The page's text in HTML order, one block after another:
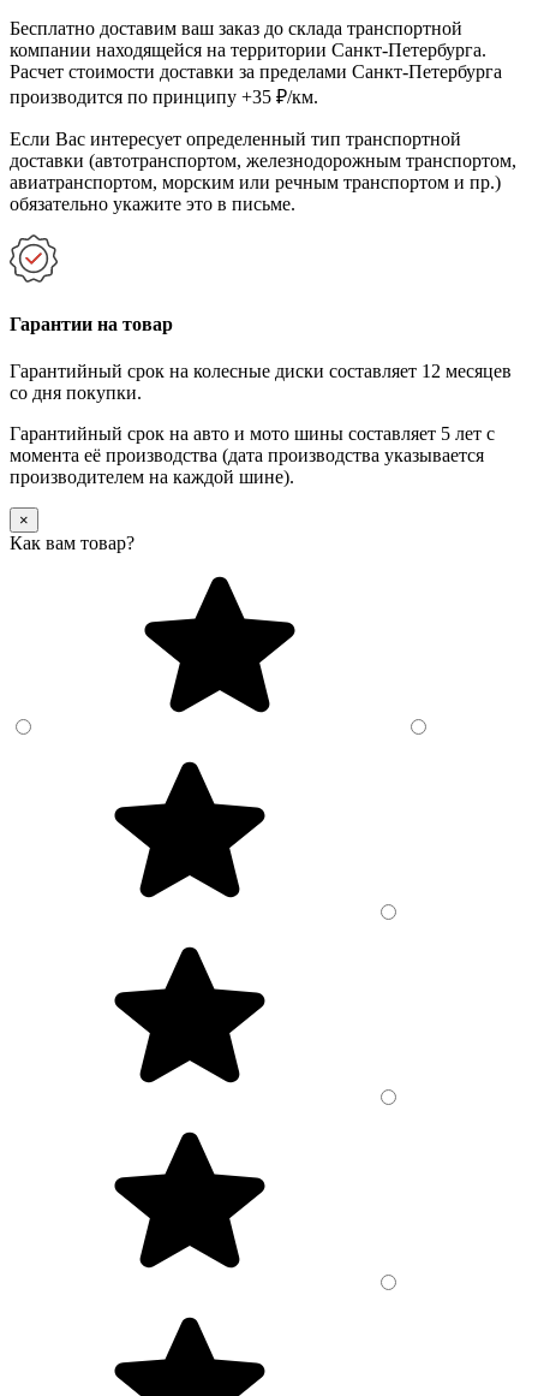
Бесплатно доставим ваш заказ до склада транспортной
компании находящейся на территории Санкт-Петербурга.
Расчет стоимости доставки за пределами Санкт-Петербурга
производится по принципу +35 ₽/км.
Если Вас интересует определенный тип транспортной
доставки (автотранспортом, железнодорожным транспортом,
авиатранспортом, морским или речным транспортом и пр.)
обязательно укажите это в письме.
Гарантии на товар
Гарантийный срок на колесные диски составляет 12 месяцев
со дня покупки.
Гарантийный срок на авто и мото шины составляет 5 лет с
момента её производства (дата производства указывается
производителем на каждой шине).
×
Как вам товар?